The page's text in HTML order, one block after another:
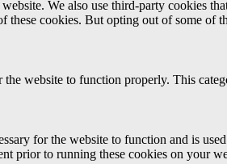
We also use third-party cookies
these cookies. But opting out of some of
the website to function properly. This
for the website to function and is
prior to running these cookies on your